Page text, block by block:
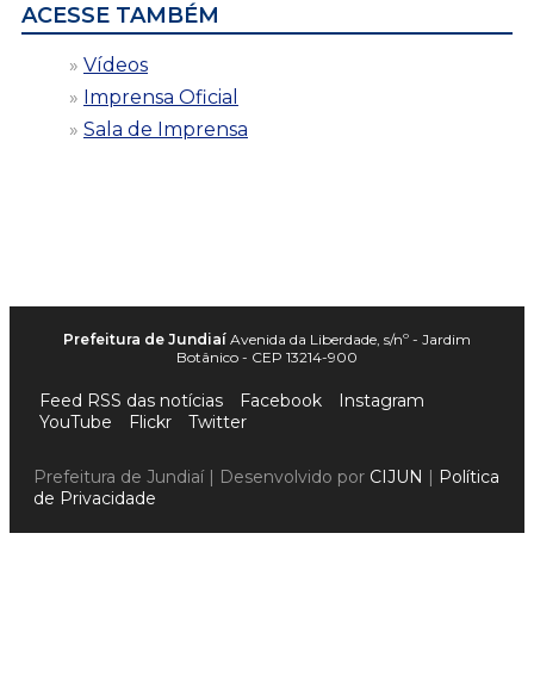
ACESSE TAMBÉM
Vídeos
Imprensa Oficial
Sala de Imprensa
Prefeitura de Jundiaí Avenida da Liberdade, s/nº - Jardim
Botânico - CEP 13214-900
Feed RSS das notícias Facebook
Instagram
YouTube
Flickr Twitter
Prefeitura de Jundiaí | Desenvolvido por CIJUN | Política
de Privacidade